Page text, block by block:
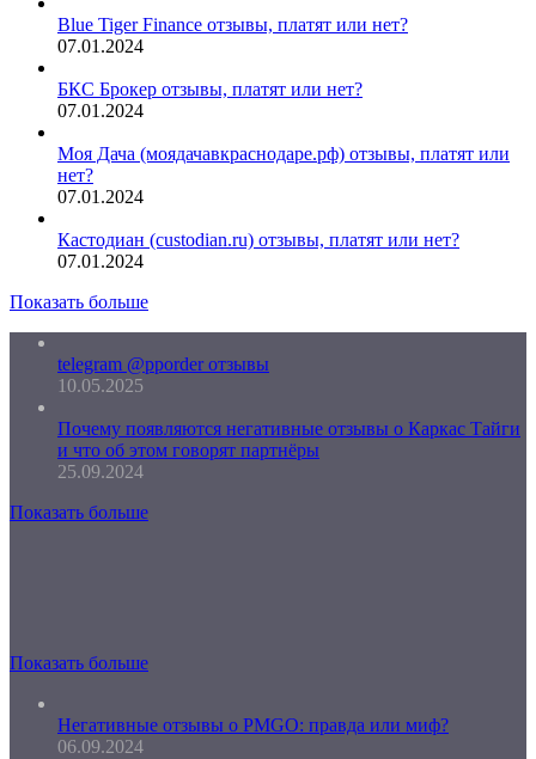
Blue Tiger Finance отзывы, платят или нет?
07.01.2024
БКС Брокер отзывы, платят или нет?
07.01.2024
Моя Дача (моядачавкраснодаре.рф) отзывы, платят или
нет?
07.01.2024
Кастодиан (custodian.ru) отзывы, платят или нет?
07.01.2024
Показать больше
telegram @pporder отзывы
10.05.2025
Почему появляются негативные отзывы о Каркас Тайги
и что об этом говорят партнёры
25.09.2024
Показать больше
Показать больше
Негативные отзывы о PMGO: правда или миф?
06.09.2024